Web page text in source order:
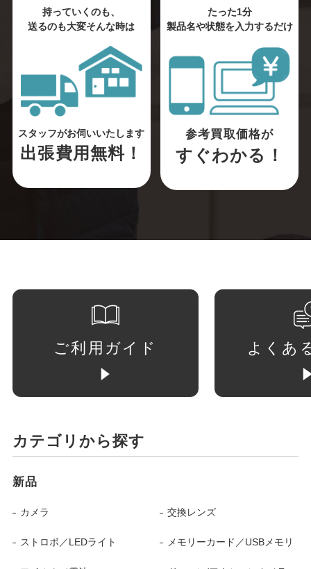
持っていくのも、
送るのも大変そんな時は
スタッフがお伺いいたします
出張費用無料！
たった1分
製品名や状態を入力するだけ
参考買取価格が
すぐわかる！
ご利用ガイド よくあ
カテゴリから探す
新品
カメラ 交換レンズ
ストロボ／LEDライト メモリーカード／USBメモリ